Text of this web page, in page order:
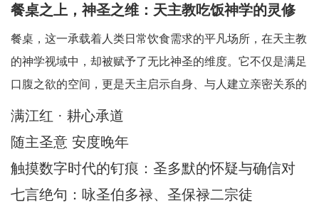
餐桌之上，神圣之维：天主教吃饭神学的灵修
餐桌，这一承载着人类日常饮食需求的平凡场所，在天主教
的神学视域中，却被赋予了无比神圣的维度。它不仅是满足
口腹之欲的空间，更是天主启示自身、与人建立亲密关系的
神圣舞台。天主教吃饭神学中所蕴含的灵修智慧，引领我们
到其中深刻的属灵启迪。在人类日常生活中，
满江红 · 耕心承道
随主圣意 安度晚年
触摸数字时代的钉痕：圣多默的怀疑与确信对
AI时代的信仰启迪
七言绝句：咏圣伯多禄、圣保禄二宗徒